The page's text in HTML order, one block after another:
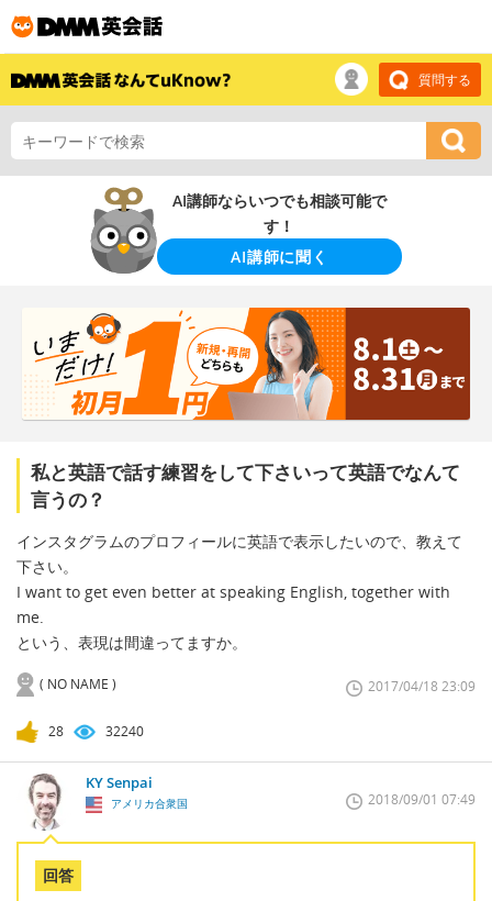
質問する
AI講師ならいつでも相談可能で
す！
AI講師に聞く
私と英語で話す練習をして下さいって英語でなんて
言うの？
インスタグラムのプロフィールに英語で表示したいので、教えて
下さい。
I want to get even better at speaking English, together with
me.
という、表現は間違ってますか。
( NO NAME ) 2017/04/18 23:09
28 32240
KY Senpai
アメリカ合衆国 2018/09/01 07:49
回答